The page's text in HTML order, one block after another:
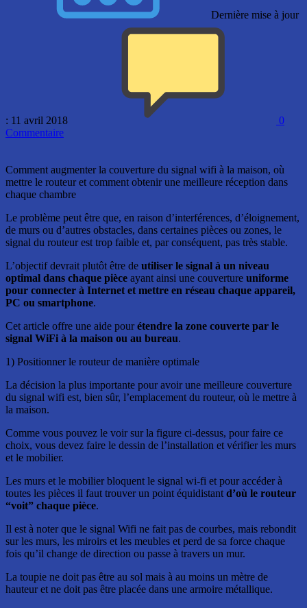
Dernière mise à jour
: 11 avril 2018
0
Commentaire
Comment augmenter la couverture du signal wifi à la maison, où
mettre le routeur et comment obtenir une meilleure réception dans
chaque chambre
Le problème peut être que, en raison d’interférences, d’éloignement,
de murs ou d’autres obstacles, dans certaines pièces ou zones, le
signal du routeur est trop faible et, par conséquent, pas très stable.
L’objectif devrait plutôt être de utiliser le signal à un niveau
optimal dans chaque pièce ayant ainsi une couverture uniforme
pour connecter à Internet et mettre en réseau chaque appareil,
PC ou smartphone.
Cet article offre une aide pourétendre la zone couverte par le
signal WiFi à la maison ou au bureau.
1) Positionner le routeur de manière optimale
La décision la plus importante pour avoir une meilleure couverture
du signal wifi est, bien sûr, l’emplacement du routeur, où le mettre à
la maison.
Comme vous pouvez le voir sur la figure ci-dessus, pour faire ce
choix, vous devez faire le dessin de l’installation et vérifier les murs
et le mobilier.
Les murs et le mobilier bloquent le signal wi-fi et pour accéder à
toutes les pièces il faut trouver un point équidistant d’où le routeur
“voit” chaque pièce.
Il est à noter que le signal Wifi ne fait pas de courbes, mais rebondit
sur les murs, les miroirs et les meubles et perd de sa force chaque
fois qu’il change de direction ou passe à travers un mur.
La toupie ne doit pas être au sol mais à au moins un mètre de
hauteur et ne doit pas être placée dans une armoire métallique.